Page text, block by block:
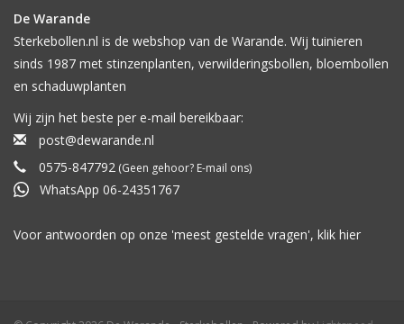
De Warande
Sterkebollen.nl is de webshop van de Warande. Wij tuinieren
sinds 1987 met stinzenplanten, verwilderingsbollen, bloembollen
en schaduwplanten
Wij zijn het beste per e-mail bereikbaar:
post@dewarande.nl
0575-847792 (Geen gehoor? E-mail ons)
WhatsApp 06-24351767
Voor antwoorden op onze 'meest gestelde vragen', klik hier